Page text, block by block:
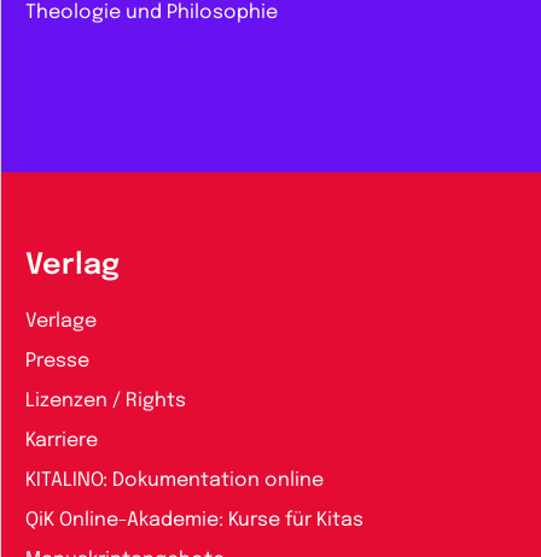
Theologie und Philosophie
Verlag
Verlage
Presse
Lizenzen / Rights
Karriere
KITALINO: Dokumentation online
QiK Online-Akademie: Kurse für Kitas